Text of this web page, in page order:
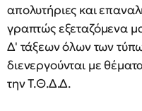
απολυτήριες και
γραπτώς εξεταζόμενα
Δ' τάξεων όλων των
διενεργούνται με
την Τ.Θ.Δ.Δ.